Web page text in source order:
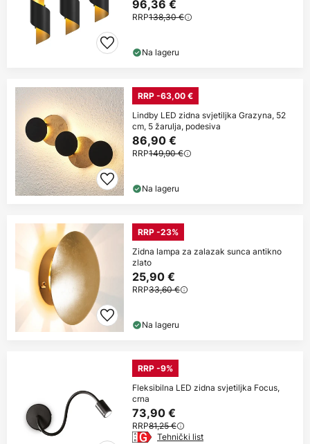
96,36 €
RRP138,30 €
Na lageru
RRP -63,00 €
Lindby LED zidna svjetiljka Grazyna, 52
cm, 5 žarulja, podesiva
86,90 €
RRP149,90 €
Na lageru
RRP -23%
Zidna lampa za zalazak sunca antikno
zlato
25,90 €
RRP33,60 €
Na lageru
RRP -9%
Fleksibilna LED zidna svjetiljka Focus,
crna
73,90 €
RRP81,25 €
Tehnički list